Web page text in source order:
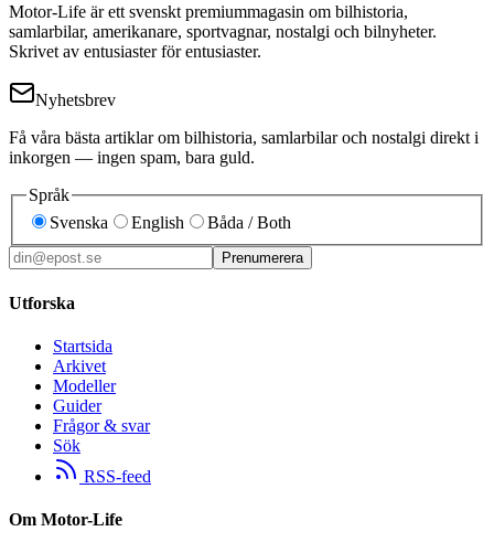
Motor-Life är ett svenskt premiummagasin om bilhistoria,
samlarbilar, amerikanare, sportvagnar, nostalgi och bilnyheter.
Skrivet av entusiaster för entusiaster.
Nyhetsbrev
Få våra bästa artiklar om bilhistoria, samlarbilar och nostalgi direkt i
inkorgen — ingen spam, bara guld.
Språk
Svenska
English Båda / Both
Prenumerera
Utforska
Startsida
Arkivet
Modeller
Guider
Frågor & svar
Sök
RSS-feed
Om Motor-Life